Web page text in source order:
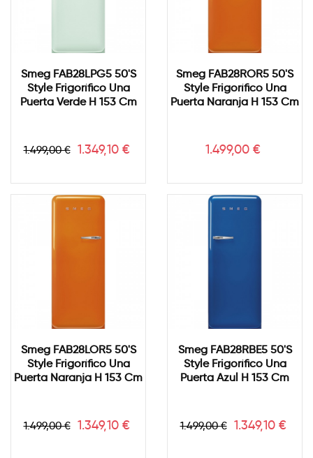
Smeg FAB28LPG5 50's
Style Frigorífico Una
Puerta Verde H 153 Cm
Precio
1.499,00 € Precio
1.349,10 €
Smeg FAB28ROR5 50's
Style Frigorífico Una
Puerta Naranja H 153 Cm
Precio
1.499,00 €
Smeg FAB28LOR5 50's
Style Frigorífico Una
Puerta Naranja H 153 Cm
Precio
1.499,00 € Precio
1.349,10 €
Smeg FAB28RBE5 50's
Style Frigorífico Una
Puerta Azul H 153 Cm
Precio
1.499,00 € Precio
1.349,10 €